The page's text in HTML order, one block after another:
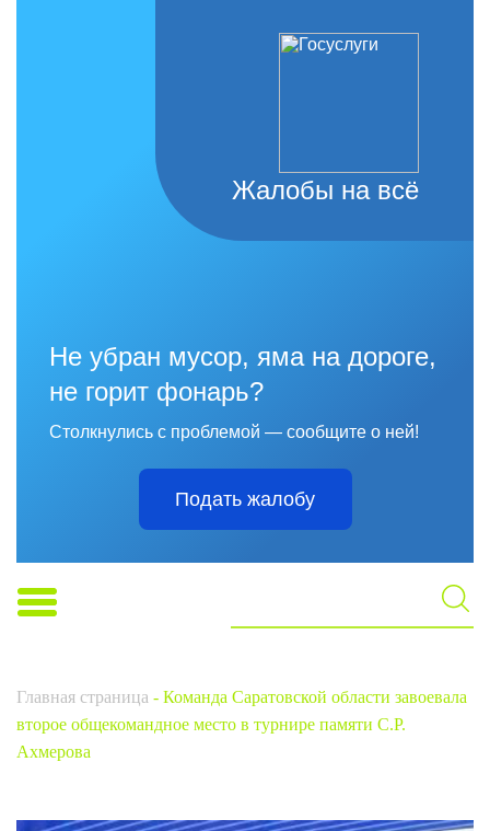
Жалобы на всё
Не убран мусор, яма на дороге,
не горит фонарь?
Столкнулись с проблемой — сообщите о ней!
Подать жалобу
Главная страница - Команда Саратовской области завоевала
второе общекомандное место в турнире памяти С.Р.
Ахмерова